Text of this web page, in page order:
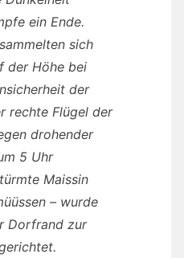
ein Ende.
sich
der Höhe bei
der
rechte Flügel der
drohender
5 Uhr
Maissin
– wurde
Dorfrand zur